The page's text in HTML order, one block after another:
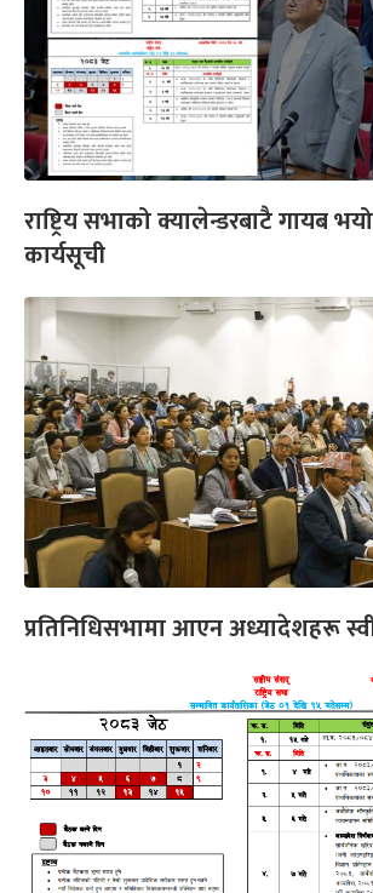
राष्ट्रिय सभाको क्यालेन्डरबाटै गायब
कार्यसूची
प्रतिनिधिसभामा आएन अध्यादेशहरू